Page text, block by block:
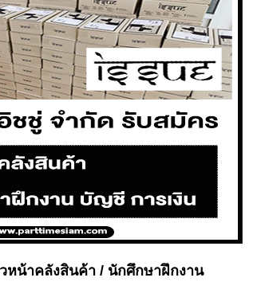
น้าคลังสินค้า / นักศึกษาฝึกงาน